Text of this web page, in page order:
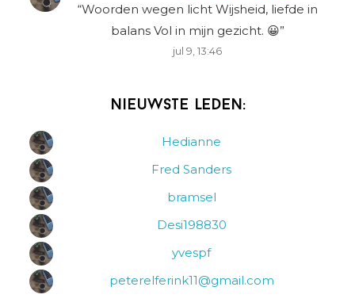
“Woorden wegen licht Wijsheid, liefde in
balans Vol in mijn gezicht. 😀”
jul 9, 13:46
Nieuwste leden:
Hedianne
Fred Sanders
bramsel
Desi198830
yvespf
peterelferink11@gmail.com